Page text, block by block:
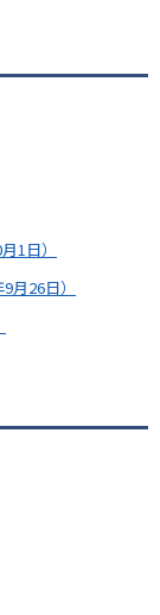
1日）
26日）